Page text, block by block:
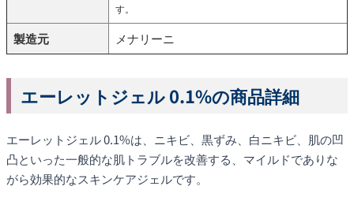
す。
製造元 メナリーニ
エーレットジェル 0.1%の商品詳細
エーレットジェル 0.1%は、ニキビ、黒ずみ、白ニキビ、肌の凹
凸といった一般的な肌トラブルを改善する、マイルドでありな
がら効果的なスキンケアジェルです。